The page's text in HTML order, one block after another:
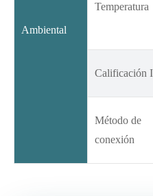
Ambiental
Temperatura
Calificación
Método de
conexión